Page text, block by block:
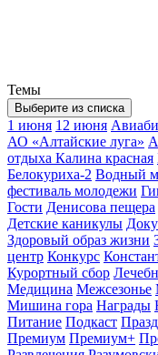
Темы
Выберите из списка
1 июня 12 июня
АО «Алтайские луга»
отдыха Калина красная
Белокуриха-2 Водный
фестиваль молодежи
Гости Денисова пещера
Детские каникулы
Здоровый образ жизни
центр Конкурс
Курортный сбор
Медицина Межсезонье
Мишина гора Награды
Питание Подкаст
Премиум Премиум+